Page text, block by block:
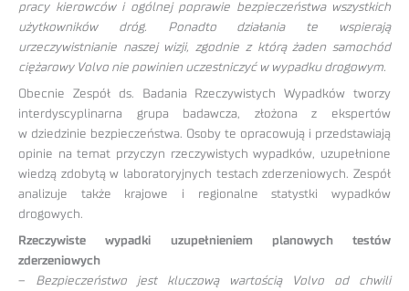
pracy kierowców i ogólnej poprawie bezpieczeństwa wszystkich
użytkowników dróg. Ponadto działania te wspierają
urzeczywistnianie naszej wizji, zgodnie z którą żaden samochód
ciężarowy Volvo nie powinien uczestniczyć w wypadku drogowym.
Obecnie Zespół ds. Badania Rzeczywistych Wypadków tworzy
interdyscyplinarna grupa badawcza, złożona z ekspertów
w dziedzinie bezpieczeństwa. Osoby te opracowują i przedstawiają
opinie na temat przyczyn rzeczywistych wypadków, uzupełnione
wiedzą zdobytą w laboratoryjnych testach zderzeniowych. Zespół
analizuje także krajowe i regionalne statystki wypadków
drogowych.
Rzeczywiste wypadki uzupełnieniem planowych testów
zderzeniowych
– Bezpieczeństwo jest kluczową wartością Volvo od chwili